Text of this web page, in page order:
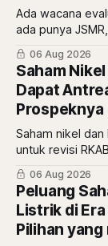
Ada wacana
ada punya
06 Aug 2026
Saham
Dapat
Prospeknya
Saham nikel
untuk revisi
adalah pemberi
06 Aug 2026
Peluang
Listrik di Era
Pilihan